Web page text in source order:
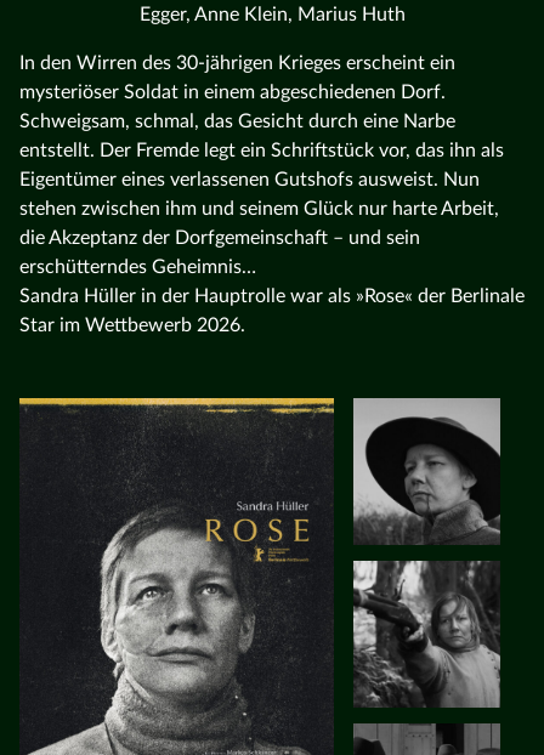
Egger, Anne Klein, Marius Huth
In den Wirren des 30-jährigen Krieges erscheint ein
mysteriöser Soldat in einem abgeschiedenen Dorf.
Schweigsam, schmal, das Gesicht durch eine Narbe
entstellt. Der Fremde legt ein Schriftstück vor, das ihn als
Eigentümer eines verlassenen Gutshofs ausweist. Nun
stehen zwischen ihm und seinem Glück nur harte Arbeit,
die Akzeptanz der Dorfgemeinschaft – und sein
erschütterndes Geheimnis…
Sandra Hüller in der Hauptrolle war als »Rose« der Berlinale
Star im Wettbewerb 2026.